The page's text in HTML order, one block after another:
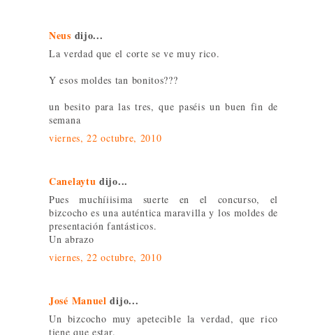
Neus dijo...
La verdad que el corte se ve muy rico.
Y esos moldes tan bonitos???
un besito para las tres, que paséis un buen fin de
semana
viernes, 22 octubre, 2010
Canelaytu dijo...
Pues muchíiisima suerte en el concurso, el
bizcocho es una auténtica maravilla y los moldes de
presentación fantásticos.
Un abrazo
viernes, 22 octubre, 2010
José Manuel dijo...
Un bizcocho muy apetecible la verdad, que rico
tiene que estar.